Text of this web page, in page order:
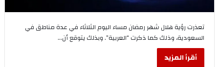
تعذرت رؤية هلال شهر رمضان مساء اليوم الثلاثاء في عدة مناطق في
السعودية، وذلك كما ذكرت “العربية”. وبذلك يتوقع أن…
أقرأ المزيد